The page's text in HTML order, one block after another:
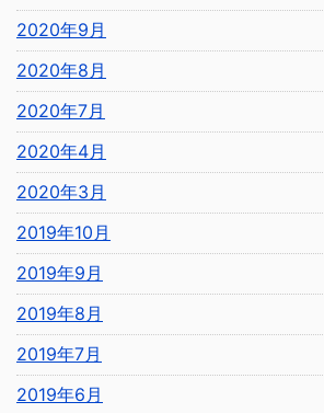
2020年9月
2020年8月
2020年7月
2020年4月
2020年3月
2019年10月
2019年9月
2019年8月
2019年7月
2019年6月